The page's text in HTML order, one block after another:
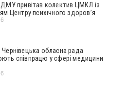
привітав колектив ЦМКЛ із
Центру психічного здоров’я
обласна рада
співпрацю у сфері медицини